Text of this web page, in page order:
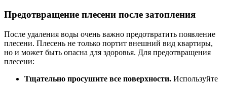
Предотвращение плесени после затопления
После удаления воды очень важно предотвратить появление
плесени. Плесень не только портит внешний вид квартиры,
но и может быть опасна для здоровья. Для предотвращения
плесени:
Тщательно просушите все поверхности. Используйте